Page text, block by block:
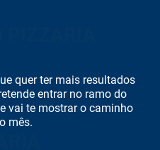
quer ter mais resultados
entrar no ramo do
vai te mostrar o caminho
mês.